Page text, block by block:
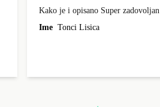
Kako je i opisano Super zadovoljan
Ime Tonci Lisica